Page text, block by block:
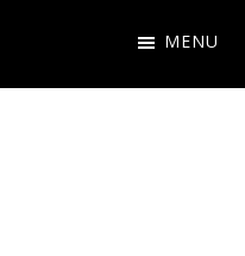
MENU